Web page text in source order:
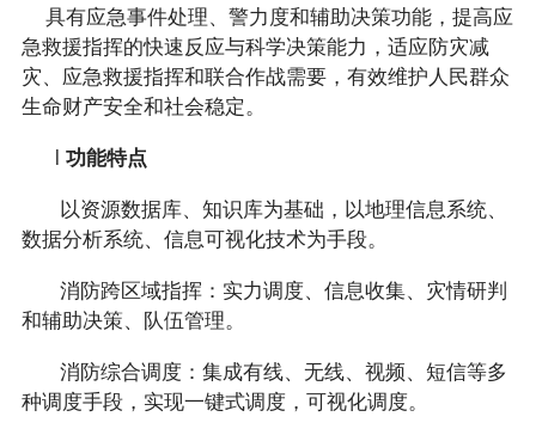
具有应急事件处理、警力度和辅助决策功能，提高应
急救援指挥的快速反应与科学决策能力，适应防灾减
灾、应急救援指挥和联合作战需要，有效维护人民群众
生命财产安全和社会稳定。
l 功能特点
以资源数据库、知识库为基础，以地理信息系统、
数据分析系统、信息可视化技术为手段。
消防跨区域指挥：实力调度、信息收集、灾情研判
和辅助决策、队伍管理。
消防综合调度：集成有线、无线、视频、短信等多
种调度手段，实现一键式调度，可视化调度。